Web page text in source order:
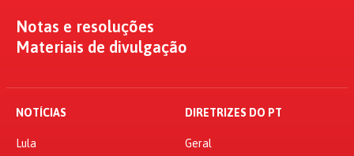
Notas e resoluções
Materiais de divulgação
NOTÍCIAS
Lula
DIRETRIZES DO PT
Geral